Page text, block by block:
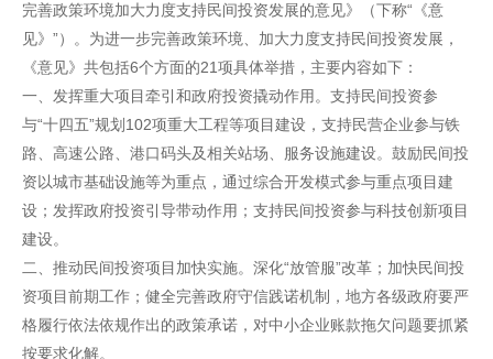
完善政策环境加大力度支持民间投资发展的意见》（下称“《意
见》”）。为进一步完善政策环境、加大力度支持民间投资发展，
《意见》共包括6个方面的21项具体举措，主要内容如下：
一、发挥重大项目牵引和政府投资撬动作用。支持民间投资参
与“十四五”规划102项重大工程等项目建设，支持民营企业参与铁
路、高速公路、港口码头及相关站场、服务设施建设。鼓励民间投
资以城市基础设施等为重点，通过综合开发模式参与重点项目建
设；发挥政府投资引导带动作用；支持民间投资参与科技创新项目
建设。
二、推动民间投资项目加快实施。深化“放管服”改革；加快民间投
资项目前期工作；健全完善政府守信践诺机制，地方各级政府要严
格履行依法依规作出的政策承诺，对中小企业账款拖欠问题要抓紧
按要求化解。